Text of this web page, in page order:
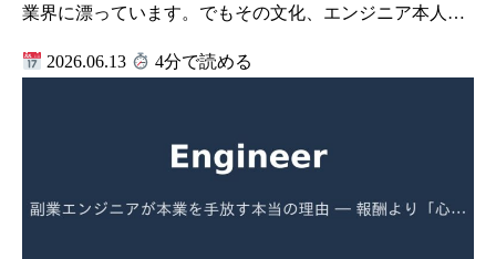
業界に漂っています。でもその文化、エンジニア本人…
2026.06.13 4分で読める